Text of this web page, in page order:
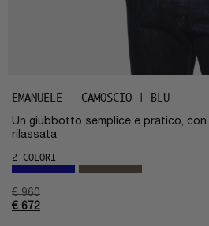
EMANUELE – CAMOSCIO | BLU
Un giubbotto semplice e pratico,
rilassata
2 COLORI
€960
€ 672